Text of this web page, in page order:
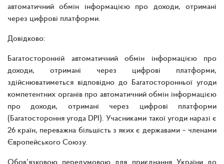
автоматичний обмін інформацією про доходи, отримані
через цифрові платформи.
Довідково:
Багатосторонній автоматичний обмін інформацією про
доходи, отримані через цифрові платформи,
здійснюватиметься відповідно до Багатосторонньої угоди
компетентних органів про автоматичний обмін інформацією
про доходи, отримані через цифрові платформи
(Багатостороння угода DPI). Учасниками такої угоди наразі є
26 країн, переважна більшість з яких є державами – членами
Європейського Союзу.
Обов’язковою передумовою для приєднання України до